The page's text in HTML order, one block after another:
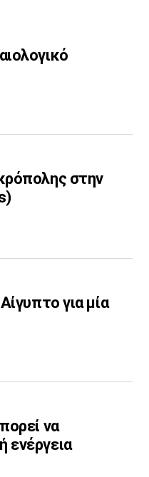
στην
για μία
να
ενέργεια